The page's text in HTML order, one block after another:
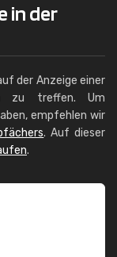
in der
der Anzeige einer
zu treffen. Um
empfehlen wir
. Auf dieser
.